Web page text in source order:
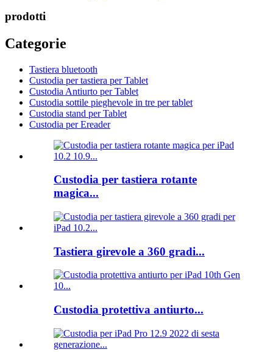
prodotti
Categorie
Tastiera bluetooth
Custodia per tastiera per Tablet
Custodia Antiurto per Tablet
Custodia sottile pieghevole in tre per tablet
Custodia stand per Tablet
Custodia per Ereader
Custodia per tastiera rotante
magica...
Tastiera girevole a 360 gradi...
Custodia protettiva antiurto...